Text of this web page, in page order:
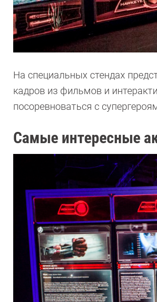
На специальных стендах
кадров из фильмов и
посоревноваться с
Самые интересные